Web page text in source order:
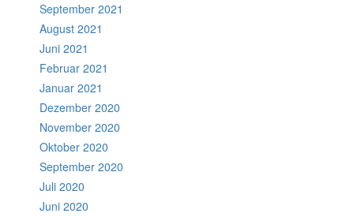
September 2021
August 2021
Juni 2021
Februar 2021
Januar 2021
Dezember 2020
November 2020
Oktober 2020
September 2020
Juli 2020
Juni 2020